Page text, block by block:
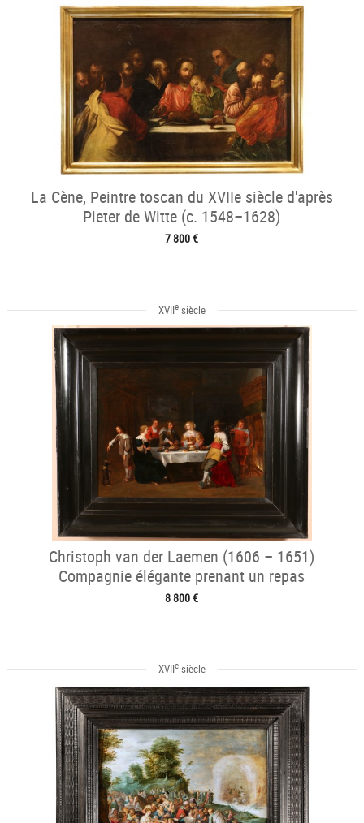
La Cène, Peintre toscan du XVIIe siècle d'après
Pieter de Witte (c. 1548–1628)
7 800 €
XVIIesiècle
Christoph van der Laemen (1606 – 1651)
Compagnie élégante prenant un repas
8 800 €
XVIIesiècle